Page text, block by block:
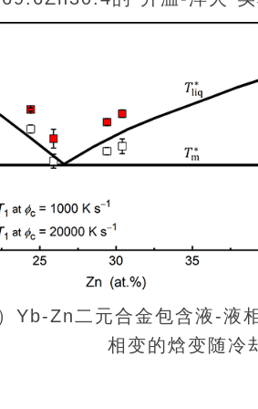
Yb-Zn二元合金包含液-液
相变的焓变随冷